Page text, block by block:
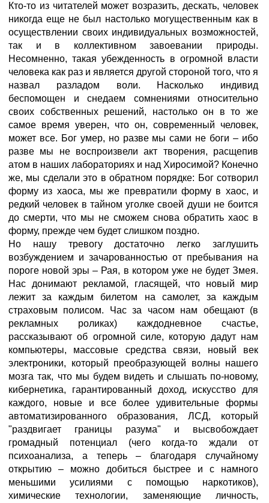
Кто-то из читателей может возразить, дескать, человек
никогда еще не был настолько могущественным как в
осуществлении своих индивидуальных возможностей,
так и в коллективном завоевании природы.
Несомненно, такая убежденность в огромной власти
человека как раз и является другой стороной того, что я
назвал разладом воли. Насколько индивид
беспомощен и снедаем сомнениями относительно
своих собственных решений, настолько он в то же
самое время уверен, что он, современный человек,
может все. Бог умер, но разве мы сами не боги – ибо
разве мы не воспроизвели акт творения, расщепив
атом в наших лабораториях и над Хиросимой? Конечно
же, мы сделали это в обратном порядке: Бог сотворил
форму из хаоса, мы же превратили форму в хаос, и
редкий человек в тайном уголке своей души не боится
до смерти, что мы не сможем снова обратить хаос в
форму, прежде чем будет слишком поздно.
Но нашу тревогу достаточно легко заглушить
возбуждением и зачарованностью от пребывания на
пороге новой эры – Рая, в котором уже не будет Змея.
Нас донимают рекламой, гласящей, что новый мир
лежит за каждым билетом на самолет, за каждым
страховым полисом. Час за часом нам обещают (в
рекламных роликах) каждодневное счастье,
рассказывают об огромной силе, которую дадут нам
компьютеры, массовые средства связи, новый век
электроники, который преобразующей волны нашего
мозга так, что мы будем видеть и слышать по-новому,
кибернетика, гарантированный доход, искусство для
каждого, новые и все более удивительные формы
автоматизированного образования, ЛСД, который
"раздвигает границы разума" и высвобождает
громадный потенциал (чего когда-то ждали от
психоанализа, а теперь – благодаря случайному
открытию – можно добиться быстрее и с намного
меньшими усилиями с помощью наркотиков),
химические технологии, заменяющие личность,